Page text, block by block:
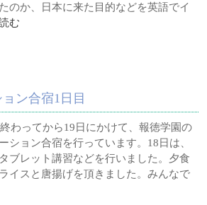
のか、日本に来た目的などを英語でイ
む
ン合宿1日目
わってから19日にかけて、報徳学園の
ション合宿を行っています。18日は、
ブレット講習などを行いました。夕食
イスと唐揚げを頂きました。みんなで